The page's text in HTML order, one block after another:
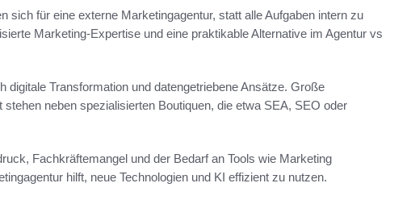
sich für eine externe Marketingagentur, statt alle Aufgaben intern zu
Marketing-Expertise und eine praktikable Alternative im Agentur vs
Transformation und datengetriebene Ansätze. Große
neben spezialisierten Boutiquen, die etwa SEA, SEO oder
Fachkräftemangel und der Bedarf an Tools wie Marketing
hilft, neue Technologien und KI effizient zu nutzen.